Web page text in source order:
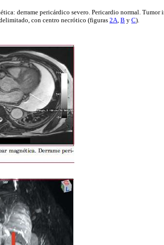
derrame pericárdico severo. Pericardio normal. Tumor
con centro necrótico (figuras2A B y C).